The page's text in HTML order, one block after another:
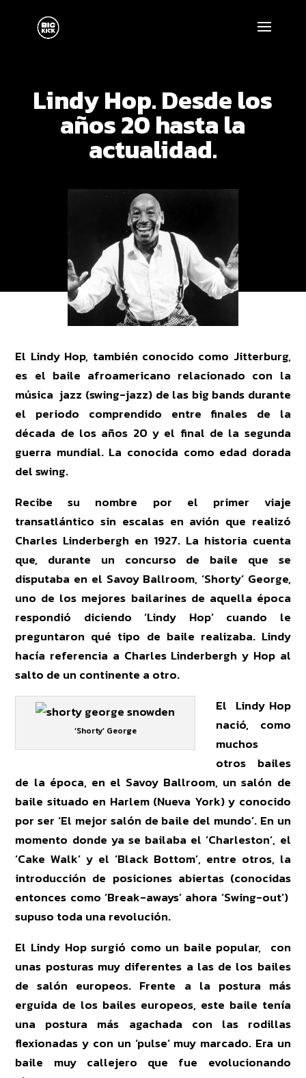
Lindy Hop. Desde los
años 20 hasta la
actualidad.
El Lindy Hop, también conocido como Jitterburg,
es el baile afroamericano relacionado con la
música jazz (swing-jazz) de las big bands durante
el periodo comprendido entre finales de la
década de los años 20 y el final de la segunda
guerra mundial. La conocida como edad dorada
del swing.
Recibe su nombre por el primer viaje
transatlántico sin escalas en avión que realizó
Charles Linderbergh en 1927. La historia cuenta
que, durante un concurso de baile que se
disputaba en el Savoy Ballroom, ‘Shorty’ George,
uno de los mejores bailarines de aquella época
respondió diciendo ‘Lindy Hop’ cuando le
preguntaron qué tipo de baile realizaba. Lindy
hacía referencia a Charles Linderbergh y Hop al
salto de un continente a otro.
‘Shorty’ George
El Lindy Hop
nació, como
muchos
otros bailes
de la época, en el Savoy Ballroom, un salón de
baile situado en Harlem (Nueva York) y conocido
por ser ‘El mejor salón de baile del mundo’. En un
momento donde ya se bailaba el ‘Charleston’, el
‘Cake Walk’ y el ‘Black Bottom’, entre otros, la
introducción de posiciones abiertas (conocidas
entonces como ‘Break-aways’ ahora ‘Swing-out’)
supuso toda una revolución.
El Lindy Hop surgió como un baile popular, con
unas posturas muy diferentes a las de los bailes
de salón europeos. Frente a la postura más
erguida de los bailes europeos, este baile tenía
una postura más agachada con las rodillas
flexionadas y con un ‘pulse’ muy marcado. Era un
baile muy callejero que fue evolucionando